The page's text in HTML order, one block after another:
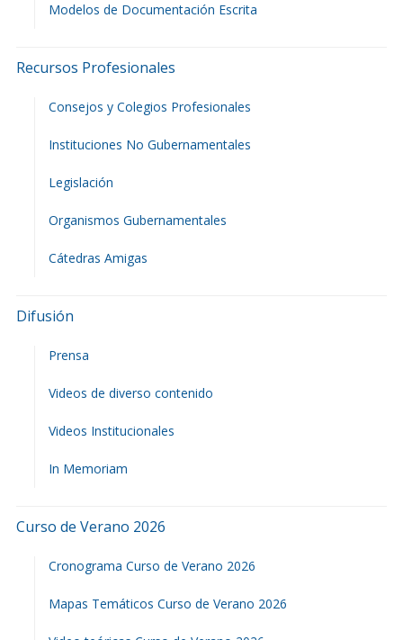
Modelos de Documentación Escrita
Recursos Profesionales
Consejos y Colegios Profesionales
Instituciones No Gubernamentales
Legislación
Organismos Gubernamentales
Cátedras Amigas
Difusión
Prensa
Videos de diverso contenido
Videos Institucionales
In Memoriam
Curso de Verano 2026
Cronograma Curso de Verano 2026
Mapas Temáticos Curso de Verano 2026